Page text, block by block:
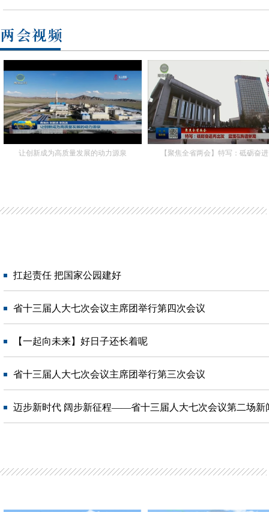
让创新成为高质量发展的动力源泉 【聚焦全省两会】特写：砥砺奋进
扛起责任 把国家公园建好
省十三届人大七次会议主席团举行第四次会议
【一起向未来】好日子还长着呢
省十三届人大七次会议主席团举行第三次会议
迈步新时代 阔步新征程——省十三届人大七次会议第二场新